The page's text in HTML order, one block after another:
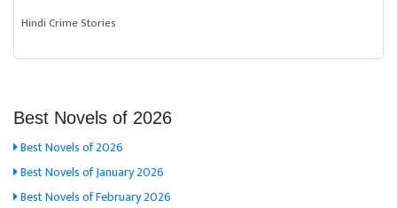
Hindi Crime Stories
Best Novels of 2026
Best Novels of 2026
Best Novels of January 2026
Best Novels of February 2026